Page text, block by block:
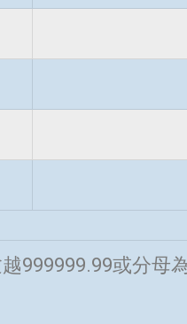
999999.99或分母